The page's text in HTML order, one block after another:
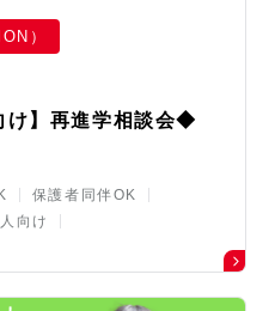
）
け】再進学相談会◆
保護者同伴OK
向け